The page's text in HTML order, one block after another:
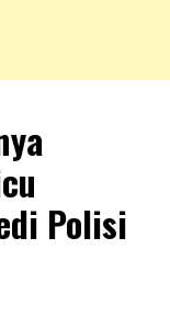
Polisi